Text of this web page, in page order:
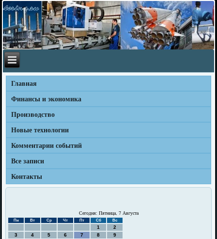
Главная
Финансы и экономика
Производство
Новые технологии
Комментарии событий
Все записи
Контакты
Сегодня: Пятница, 7 Августа
Пн Вт Ср Чт Пт Сб Вс
1
2
3
4 5 6 7 8
9